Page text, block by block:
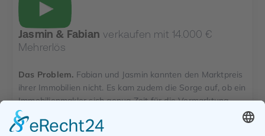
Jasmin & Fabian verkaufen mit 14.000 €
Mehrerlös
Das Problem. Fabian und Jasmin kannten den Marktpreis
ihrer Immobilien nicht. Es kam zudem die Sorge auf, ob ein
Immobilienmakler sich genug Zeit für die Vermarktung
ihrer aufwendig sanierten Immobilien nimmt und die
Arbeit so wertschätzt wie sie selbst.